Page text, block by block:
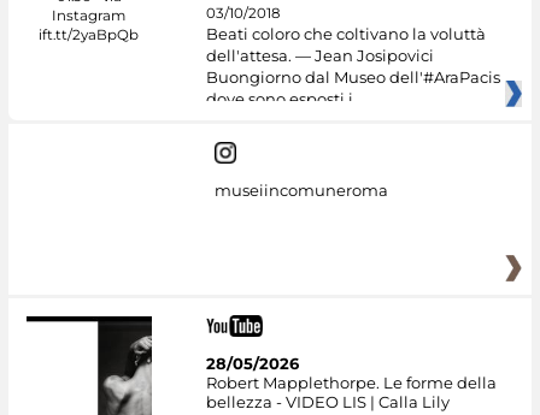
03/10/2018
Beati coloro che coltivano la voluttà
dell'attesa. — Jean Josipovici
Buongiorno dal Museo dell'#AraPacis
dove sono esposti i
museiincomuneroma
28/05/2026
Robert Mapplethorpe. Le forme della
bellezza - VIDEO LIS | Calla Lily